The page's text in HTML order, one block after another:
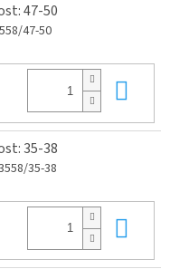
47-50
47-50
35-38
35-38